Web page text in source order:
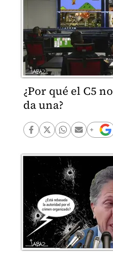
¿Por qué el C5 no
da una?